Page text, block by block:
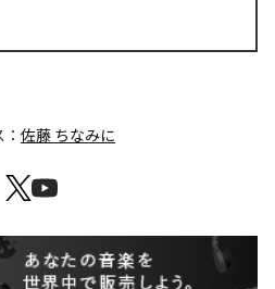
佐藤 ちなみに